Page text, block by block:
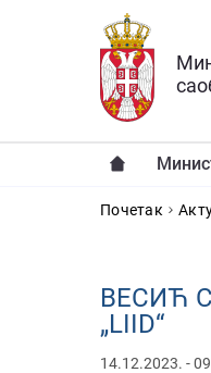
Прескочи на главни део
YOU ARE
Почетак
ВЕСИЋ
„LIID“
14.12.2023. -